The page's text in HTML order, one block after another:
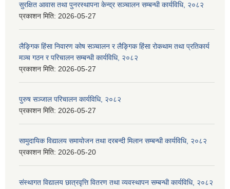
सुरक्षित आवास तथा पुनरस्थापना केन्द्र सञ्चालन सम्बन्धी कार्यविधि, २०८२
प्रकाशन मिति: 2026-05-27
लैङ्गिक हिंसा निवारण कोष सञ्चालन र लैङ्गिक हिंसा रोकथाम तथा प्रतिकार्य
मञ्च गठन र परिचालन सम्बन्धी कार्यविधि, २०८२
प्रकाशन मिति: 2026-05-27
पुरुष सञ्जाल परिचालन कार्यविधि, २०८२
प्रकाशन मिति: 2026-05-27
सामुदायिक विद्यालय समायोजन तथा दरबन्दी मिलान सम्बन्धी कार्यविधि, २०८२
प्रकाशन मिति: 2026-05-20
संस्थागत विद्यालय छात्रवृत्ति वितरण तथा व्यवस्थापन सम्बन्धी कार्यविधि, २०८२